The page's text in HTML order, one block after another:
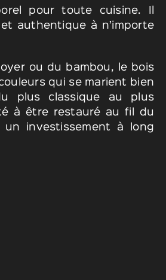
pour toute cuisine. Il
authentique à n’importe
ou du bambou, le bois
qui se marient bien
plus classique au plus
à être restauré au fil du
investissement à long